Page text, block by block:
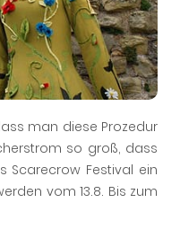
man diese Prozedur
so groß, dass
Scarecrow Festival ein
vom 13.8. Bis zum